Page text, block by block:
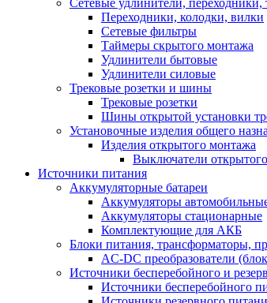
Сетевые удлинители, переходники,
Переходники, колодки, вилки
Сетевые фильтры
Таймеры скрытого монтажа
Удлинители бытовые
Удлинители силовые
Трековые розетки и шины
Трековые розетки
Шины открытой установки
Установочные изделия общего
Изделия открытого монтажа
Выключатели
Источники питания
Аккумуляторные батареи
Аккумуляторы
Аккумуляторы стационарные
Комплектующие для АКБ
Блоки питания, трансформаторы,
AC-DC преобразователи
Источники бесперебойного и
Источники бесперебойного